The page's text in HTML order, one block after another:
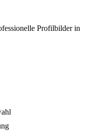
Profilbilder in